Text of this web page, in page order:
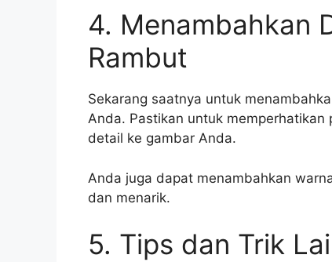
4. Menambahkan
Rambut
Sekarang saatnya untuk
Anda. Pastikan untuk
detail ke gambar Anda.
Anda juga dapat menambahkan
dan menarik.
5. Tips dan Trik